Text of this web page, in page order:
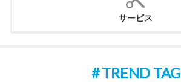
サービス
TREND TAG